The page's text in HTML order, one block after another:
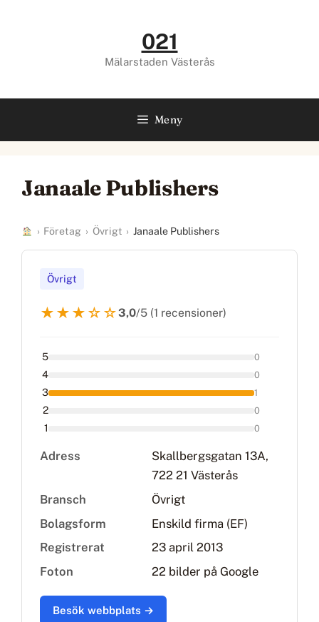
021
Mälarstaden Västerås
Meny
Janaale Publishers
› Företag › Övrigt › Janaale Publishers
Övrigt
★★★☆☆3,0/5 (1 recensioner)
5 0
4 0
3 1
2 0
1 0
Adress
Skallbergsgatan 13A,
722 21 Västerås
Bransch
Övrigt
Bolagsform
Enskild firma (EF)
Registrerat
23 april 2013
Foton
22 bilder på Google
Besök webbplats →